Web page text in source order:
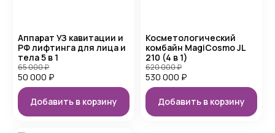
Аппарат УЗ кавитации и
РФ лифтинга для лица и
тела 5 в 1
50 000 ₽
65 000₽
Добавить в корзину
Косметологический
комбайн MagiCosmo JL
210 (4 в 1)
530 000 ₽
620 000₽
Добавить в корзину